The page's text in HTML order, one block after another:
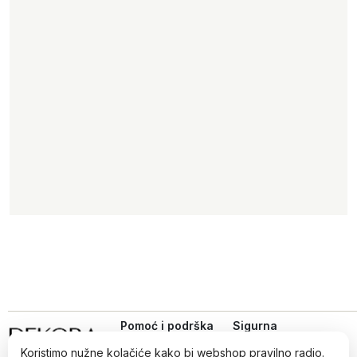
Pomoć i podrška
Sigurna
kupovina
Koristimo nužne kolačiće kako bi webshop pravilno radio.